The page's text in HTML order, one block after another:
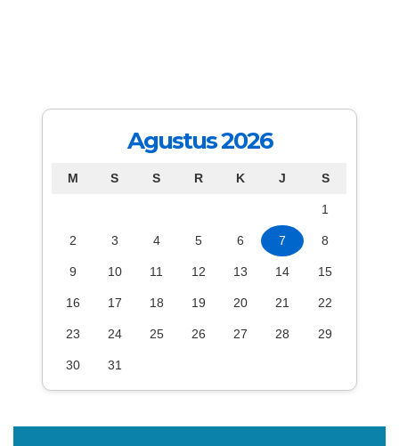
Agustus 2026
M S S R K J S
1
2 3 4 5 6 7 8
9 10 11 12 13 14 15
16 17 18 19 20 21 22
23 24 25 26 27 28 29
30 31